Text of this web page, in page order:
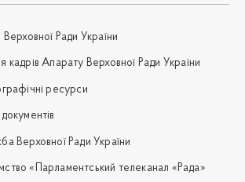
Верховної Ради України
кадрів Апарату Верховної Ради України
ресурси
Верховної Ради України
«Парламентський телеканал «Рада»